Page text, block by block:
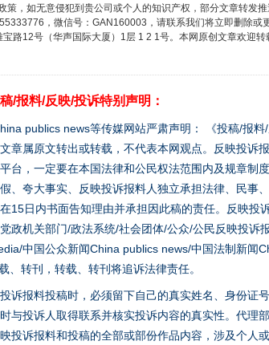
，如无意侵犯到贵公司或个人的知识产权，部分文章转发
，微信号：GAN160003，请联系我们将立即删除或
路12号（华声国际大厦）1层 1 2 1号。本网原创文章欢迎转
/报料/反映/投诉特别声明：
publics news等传媒网站严肃声明： 《投稿/报料/
章属原文转出或转载，不代表本网观点。反映投诉
台，一定要在本国法律和公民权法范围内及规章制
、夸大事实、反映投诉报料人独立承担法律、民事
15日内书面告知理由并承担因此稿的责任。反映投
政机关部门/政法系统/社会团体/公众/公民反映投诉
中国公众新闻China publics news/中国法制新闻
转刊，转载、转刊将追诉法律责任。
诉报料投稿时，必须留下自己的真实姓名、身份证
与投诉人取得联系并核实投诉内容的真实性。代理
投诉报料和投稿的全部或部份作品内容，涉及个人